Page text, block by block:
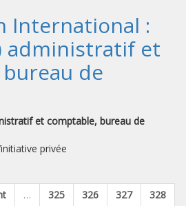
International :
administratif et
de
et comptable, bureau de
privée
… 325 326 327
328